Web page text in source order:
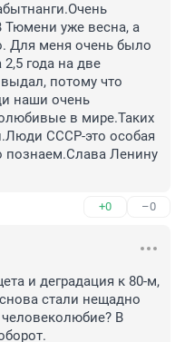
уже весна, а
Для меня очень было
года на две
потому что
наши очень
в мире.Таких
СССР-это особая
познаем.Слава Ленину
+0 –0
и деградация к 80-м,
стали нещадно
человеколюбие? В